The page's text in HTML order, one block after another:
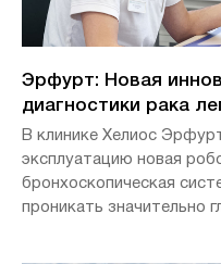
Эрфурт: Новая
диагностики рака
В клинике Хелиос
эксплуатацию новая
бронхоскопическая
проникать значительно